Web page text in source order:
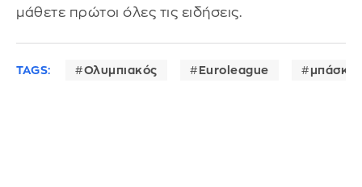
μάθετε πρώτοι όλες τις ειδήσεις.
TAGS: Ολυμπιακός Euroleague μπάσκετ